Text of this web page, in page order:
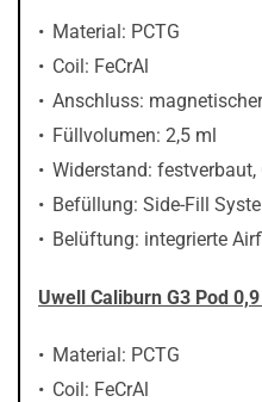
Material: PCTG
Coil: FeCrAl
Anschluss:
Füllvolumen: 2,5 ml
Widerstand: festverbaut,
Befüllung: Side-Fill
Belüftung: integrierte
Uwell Caliburn G3 Pod
Material: PCTG
Coil: FeCrAl